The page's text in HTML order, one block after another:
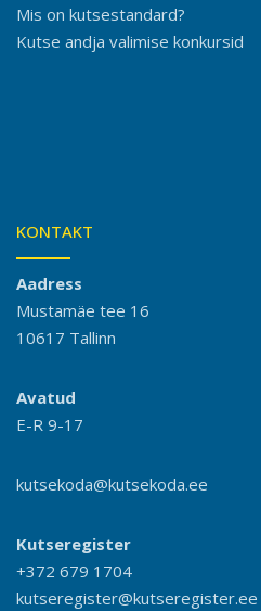
Mis on kutsestandard?
Kutse andja valimise konkursid
KONTAKT
Aadress
Mustamäe tee 16
10617 Tallinn
Avatud
E-R 9-17
kutsekoda@kutsekoda.ee
Kutseregister
+372 679 1704
kutseregister@kutseregister.ee